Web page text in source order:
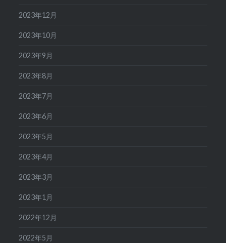
2023年12月
2023年10月
2023年9月
2023年8月
2023年7月
2023年6月
2023年5月
2023年4月
2023年3月
2023年1月
2022年12月
2022年5月